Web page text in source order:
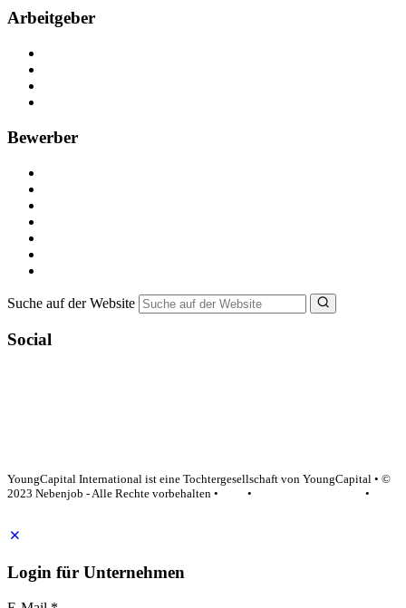
Arbeitgeber
Bewerber
Suche auf der Website
Social
YoungCapital International ist eine Tochtergesellschaft von YoungCapital • ©
2023 Nebenjob - Alle Rechte vorbehalten •
•
•
Login für Unternehmen